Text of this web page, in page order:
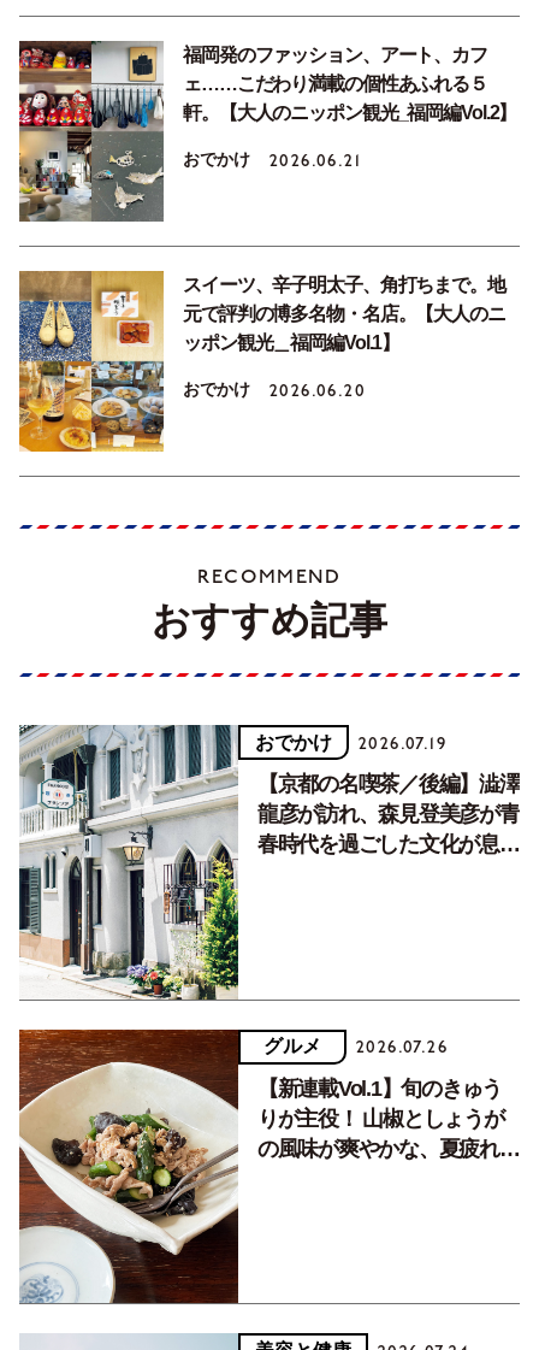
福岡発のファッション、アート、カフ
ェ……こだわり満載の個性あふれる５
軒。【大人のニッポン観光_福岡編Vol.2】
おでかけ 2026.06.21
スイーツ、辛子明太子、角打ちまで。地
元で評判の博多名物・名店。【大人のニ
ッポン観光＿福岡編Vol.1】
おでかけ 2026.06.20
RECOMMEND
おすすめ記事
おでかけ 2026.07.19
【京都の名喫茶／後編】澁澤
龍彦が訪れ、森見登美彦が青
春時代を過ごした文化が息づ
グルメ 2026.07.26
【新連載Vol.1】旬のきゅう
りが主役！ 山椒としょうが
の風味が爽やかな、夏疲れを